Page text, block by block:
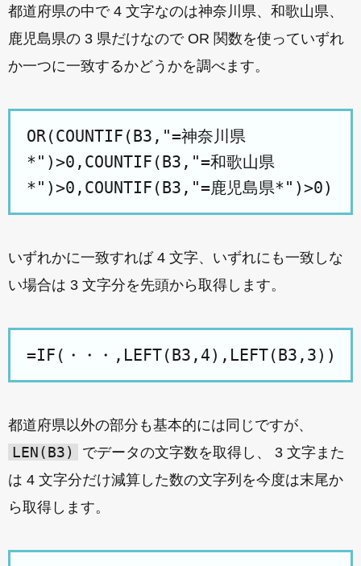
都道府県の中で 4 文字なのは神奈川県、和歌山県、
鹿児島県の 3 県だけなので OR 関数を使っていずれ
か一つに一致するかどうかを調べます。
OR(COUNTIF(B3,"=神奈川県
*")>0,COUNTIF(B3,"=和歌山県
*")>0,COUNTIF(B3,"=鹿児島県*")>0)
いずれかに一致すれば 4 文字、いずれにも一致しな
い場合は 3 文字分を先頭から取得します。
=IF(・・・,LEFT(B3,4),LEFT(B3,3))
都道府県以外の部分も基本的には同じですが、
LEN(B3)
でデータの文字数を取得し、 3 文字また
は 4 文字分だけ減算した数の文字列を今度は末尾か
ら取得します。